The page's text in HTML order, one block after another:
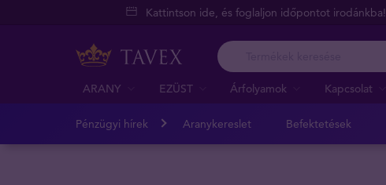
Kattintson ide, és foglaljon időpontot irodánkba!
ARANY EZÜST Árfolyamok Kapcsolat
Pénzügyi hírek Aranykereslet Befektetések